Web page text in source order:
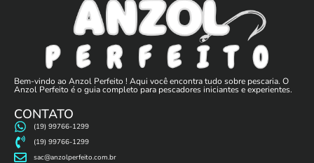
Bem-vindo ao Anzol Perfeito ! Aqui você encontra tudo sobre pescaria. O
Anzol Perfeito é o guia completo para pescadores iniciantes e experientes.
CONTATO
(19) 99766-1299
(19) 99766-1299
sac@anzolperfeito.com.br